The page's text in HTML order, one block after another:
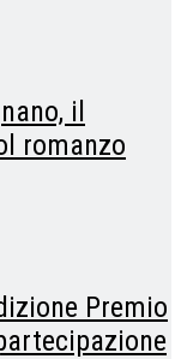
il
romanzo
Premio